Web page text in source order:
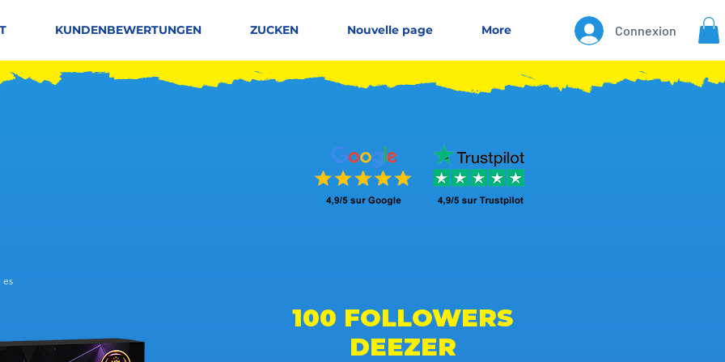
KUNDENBEWERTUNGEN ZUCKEN Nouvelle page More Connexion
es auf 150 Stimmen, Leute mögen es
100 FOLLOWERS
DEEZER